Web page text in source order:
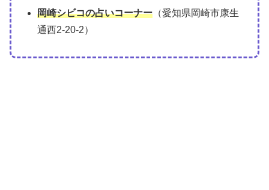
岡崎シビコの占いコーナー （愛知県岡崎市康生
通西2-20-2）